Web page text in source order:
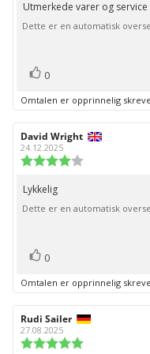
5
mulige
Omtaletekst:
Utmerkede varer og service
Dette er en automatisk
Liker
0
Omtalen er opprinnelig
Forfatter:
David Wright
24.12.2025
mulige
Omtaletekst:
Lykkelig
Dette er en automatisk
Liker
0
Omtalen er opprinnelig
Forfatter:
Rudi Sailer
27.08.2025